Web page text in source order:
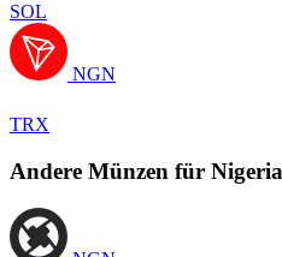
SOL
NGN
TRX
Andere Münzen für